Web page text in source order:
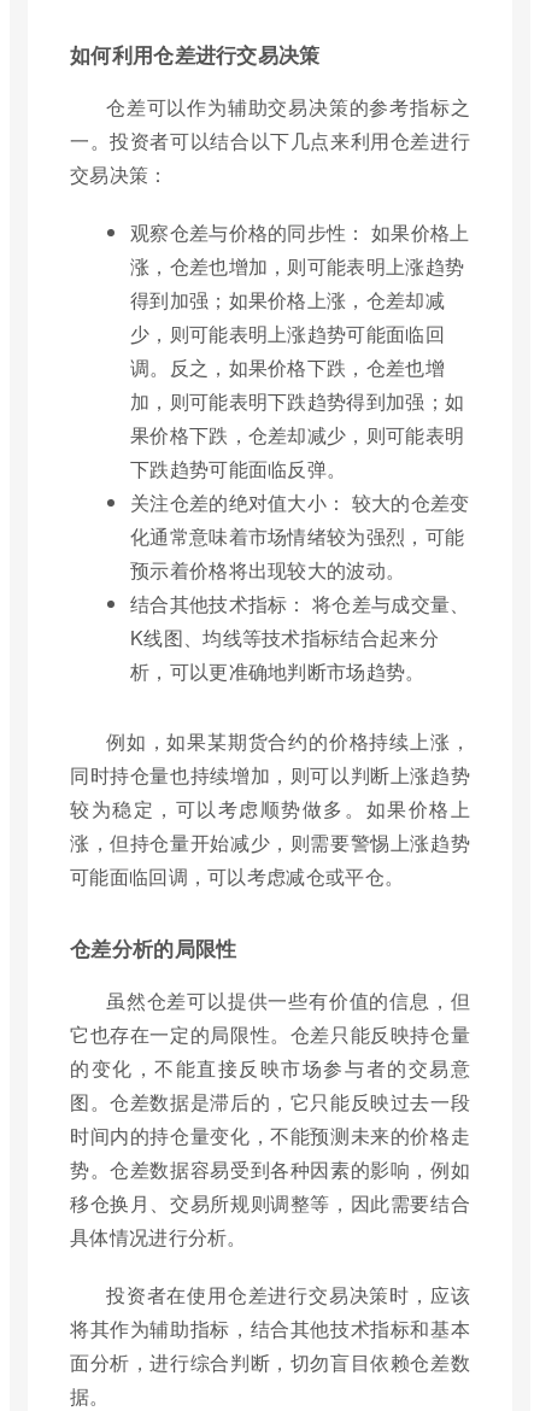
如何利用仓差进行交易决策
仓差可以作为辅助交易决策的参考指标之
一。投资者可以结合以下几点来利用仓差进行
交易决策：
观察仓差与价格的同步性： 如果价格上
涨，仓差也增加，则可能表明上涨趋势
得到加强；如果价格上涨，仓差却减
少，则可能表明上涨趋势可能面临回
调。反之，如果价格下跌，仓差也增
加，则可能表明下跌趋势得到加强；如
果价格下跌，仓差却减少，则可能表明
下跌趋势可能面临反弹。
关注仓差的绝对值大小： 较大的仓差变
化通常意味着市场情绪较为强烈，可能
预示着价格将出现较大的波动。
结合其他技术指标： 将仓差与成交量、
K线图、均线等技术指标结合起来分
析，可以更准确地判断市场趋势。
例如，如果某期货合约的价格持续上涨，
同时持仓量也持续增加，则可以判断上涨趋势
较为稳定，可以考虑顺势做多。如果价格上
涨，但持仓量开始减少，则需要警惕上涨趋势
可能面临回调，可以考虑减仓或平仓。
仓差分析的局限性
虽然仓差可以提供一些有价值的信息，但
它也存在一定的局限性。仓差只能反映持仓量
的变化，不能直接反映市场参与者的交易意
图。仓差数据是滞后的，它只能反映过去一段
时间内的持仓量变化，不能预测未来的价格走
势。仓差数据容易受到各种因素的影响，例如
移仓换月、交易所规则调整等，因此需要结合
具体情况进行分析。
投资者在使用仓差进行交易决策时，应该
将其作为辅助指标，结合其他技术指标和基本
面分析，进行综合判断，切勿盲目依赖仓差数
据。